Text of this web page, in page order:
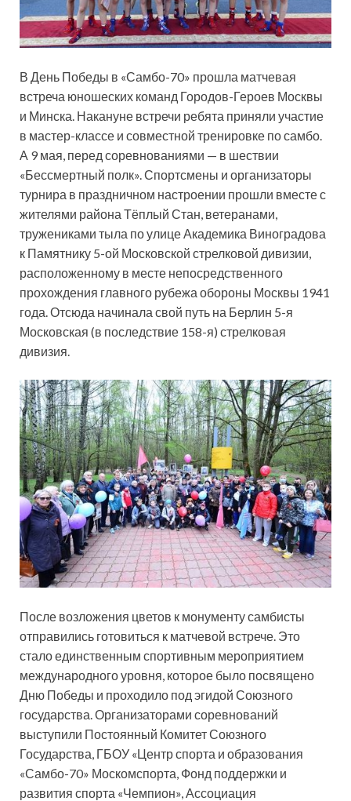
В День Победы в «Самбо-70» прошла матчевая
встреча юношеских команд Городов-Героев Москвы
и Минска. Накануне встречи ребята приняли участие
в мастер-классе и совместной тренировке по самбо.
А 9 мая, перед соревнованиями — в шествии
«Бессмертный полк». Спортсмены и организаторы
турнира в праздничном настроении прошли вместе с
жителями района Тёплый Стан, ветеранами,
тружениками тыла по улице Академика Виноградова
к Памятнику 5-ой Московской стрелковой дивизии,
расположенному в месте непосредственного
прохождения главного рубежа обороны Москвы 1941
года. Отсюда начинала свой путь на Берлин 5-я
Московская (в последствие 158-я) стрелковая
дивизия.
После возложения цветов к монументу самбисты
отправились готовиться к матчевой встрече. Это
стало единственным спортивным мероприятием
международного уровня, которое было посвящено
Дню Победы и проходило под эгидой Союзного
государства. Организаторами соревнований
выступили Постоянный Комитет Союзного
Государства, ГБОУ «Центр спорта и образования
«Самбо-70» Москомспорта, Фонд поддержки и
развития спорта «Чемпион», Ассоциация